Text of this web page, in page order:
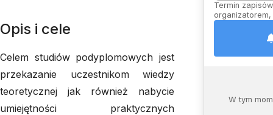
Termin
W tym
Opis i cele
Celem studiów podyplomowych jest
przekazanie uczestnikom wiedzy
teoretycznej jak również nabycie
umiejętności praktycznych